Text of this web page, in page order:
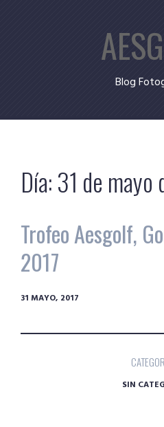
Blog
Día:31 de mayo
Trofeo Aesgolf,
2017
31 MAYO, 2017
SIN